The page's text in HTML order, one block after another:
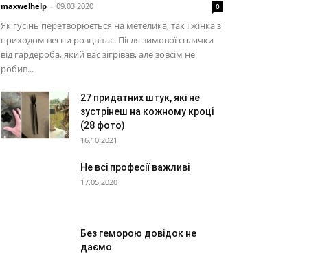
maxwelhelp - 09.03.2020 0
Як гусінь перетворюється на метелика, так і жінка з
приходом весни розцвітає. Після зимової сплячки
від гардероба, який вас зігрівав, але зовсім не
робив...
27 придатних штук, які не
зустрінеш на кожному кроці
(28 фото)
16.10.2021
Не всі професії важливі
17.05.2020
Без геморою довідок не
даємо